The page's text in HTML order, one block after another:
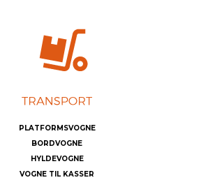
PLATFORMSVOGNE
BORDVOGNE
HYLDEVOGNE
VOGNE TIL KASSER